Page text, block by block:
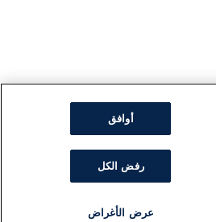
أوافق
رفض الكل
عرض الأغراض